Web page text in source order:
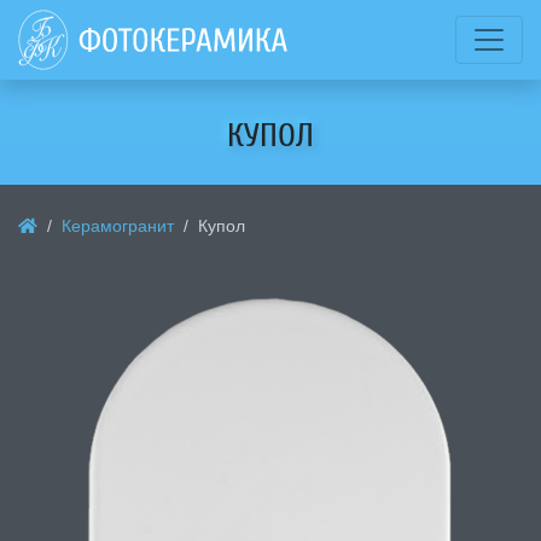
КУПОЛ
Керамогранит Купол